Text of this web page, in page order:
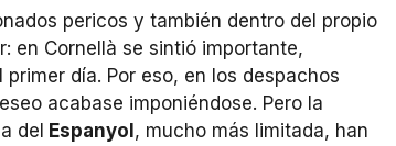
pericos y también dentro del propio
en Cornellà se sintió importante,
día. Por eso, en los despachos
acabase imponiéndose. Pero la
del Espanyol , mucho más limitada, han